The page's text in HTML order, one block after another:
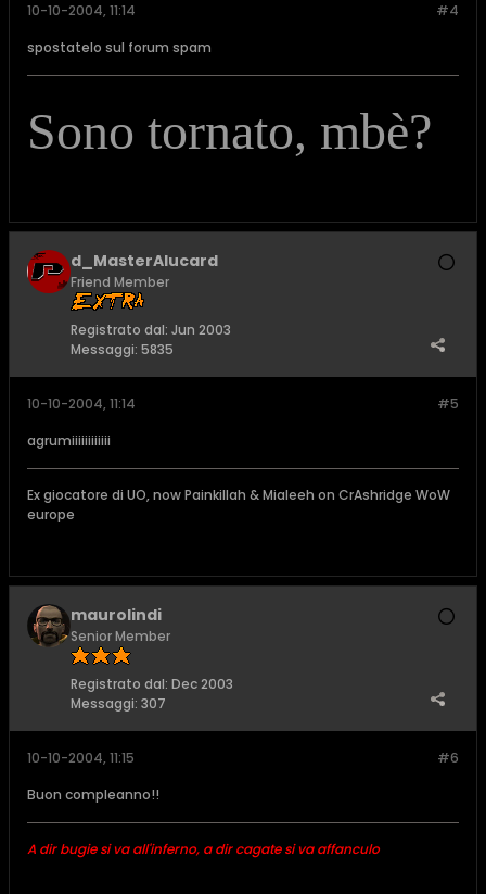
#4
10-10-2004, 11:14
spostatelo sul forum spam
Sono tornato, mbè?
d_MasterAlucard
Friend Member
Registrato dal: Jun 2003
Messaggi: 5835
#5
10-10-2004, 11:14
agrumiiiiiiiiiiii
Ex giocatore di UO, now Painkillah & Mialeeh on CrAshridge WoW
europe
maurolindi
Senior Member
Registrato dal: Dec 2003
Messaggi: 307
#6
10-10-2004, 11:15
Buon compleanno!!
A dir bugie si va all'inferno, a dir cagate si va affanculo